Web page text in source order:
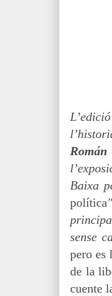
Baixa
política
sense
pero es
de la
cuente